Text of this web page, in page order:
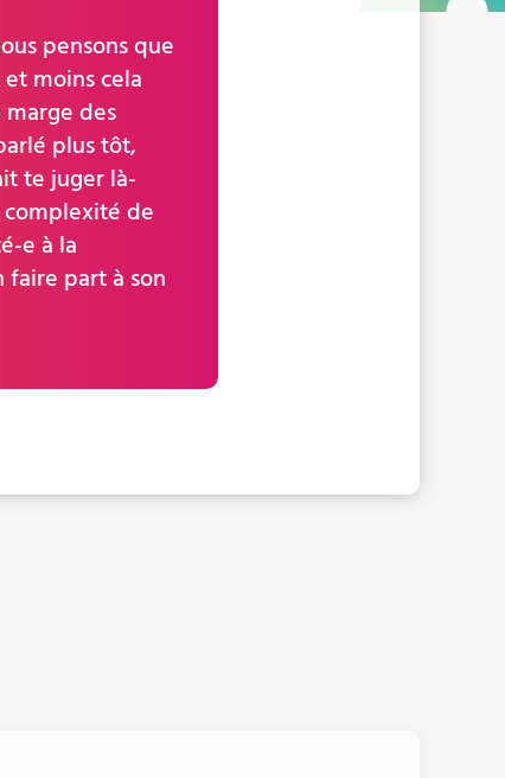
pensons que
moins cela
des
plus tôt,
te juger là-
complexité de
e à la
faire part à son